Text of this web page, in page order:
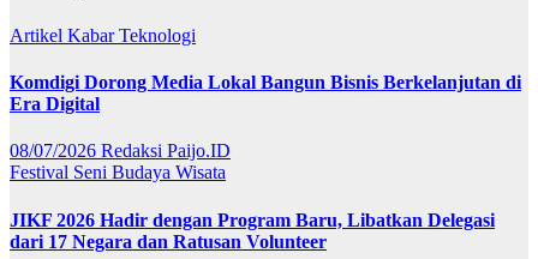
Artikel KabarTeknologi
Komdigi Dorong Media Lokal Bangun Bisnis Berkelanjutan di
Era Digital
08/07/2026 Redaksi Paijo.ID
Festival Seni Budaya Wisata
JIKF 2026 Hadir dengan Program Baru, Libatkan Delegasi
dari 17 Negara dan Ratusan Volunteer